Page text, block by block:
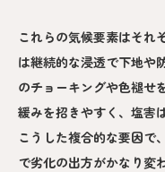
これらの気候要素はそれ
は継続的な浸透で下地や
のチョーキングや色褪せ
緩みを招きやすく、塩害
こうした複合的な要因で
で劣化の出方がかなり変